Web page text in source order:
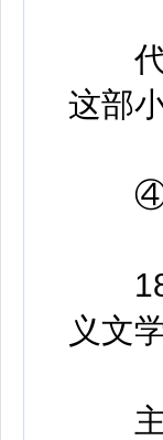
代
这部
④
18
义文
主